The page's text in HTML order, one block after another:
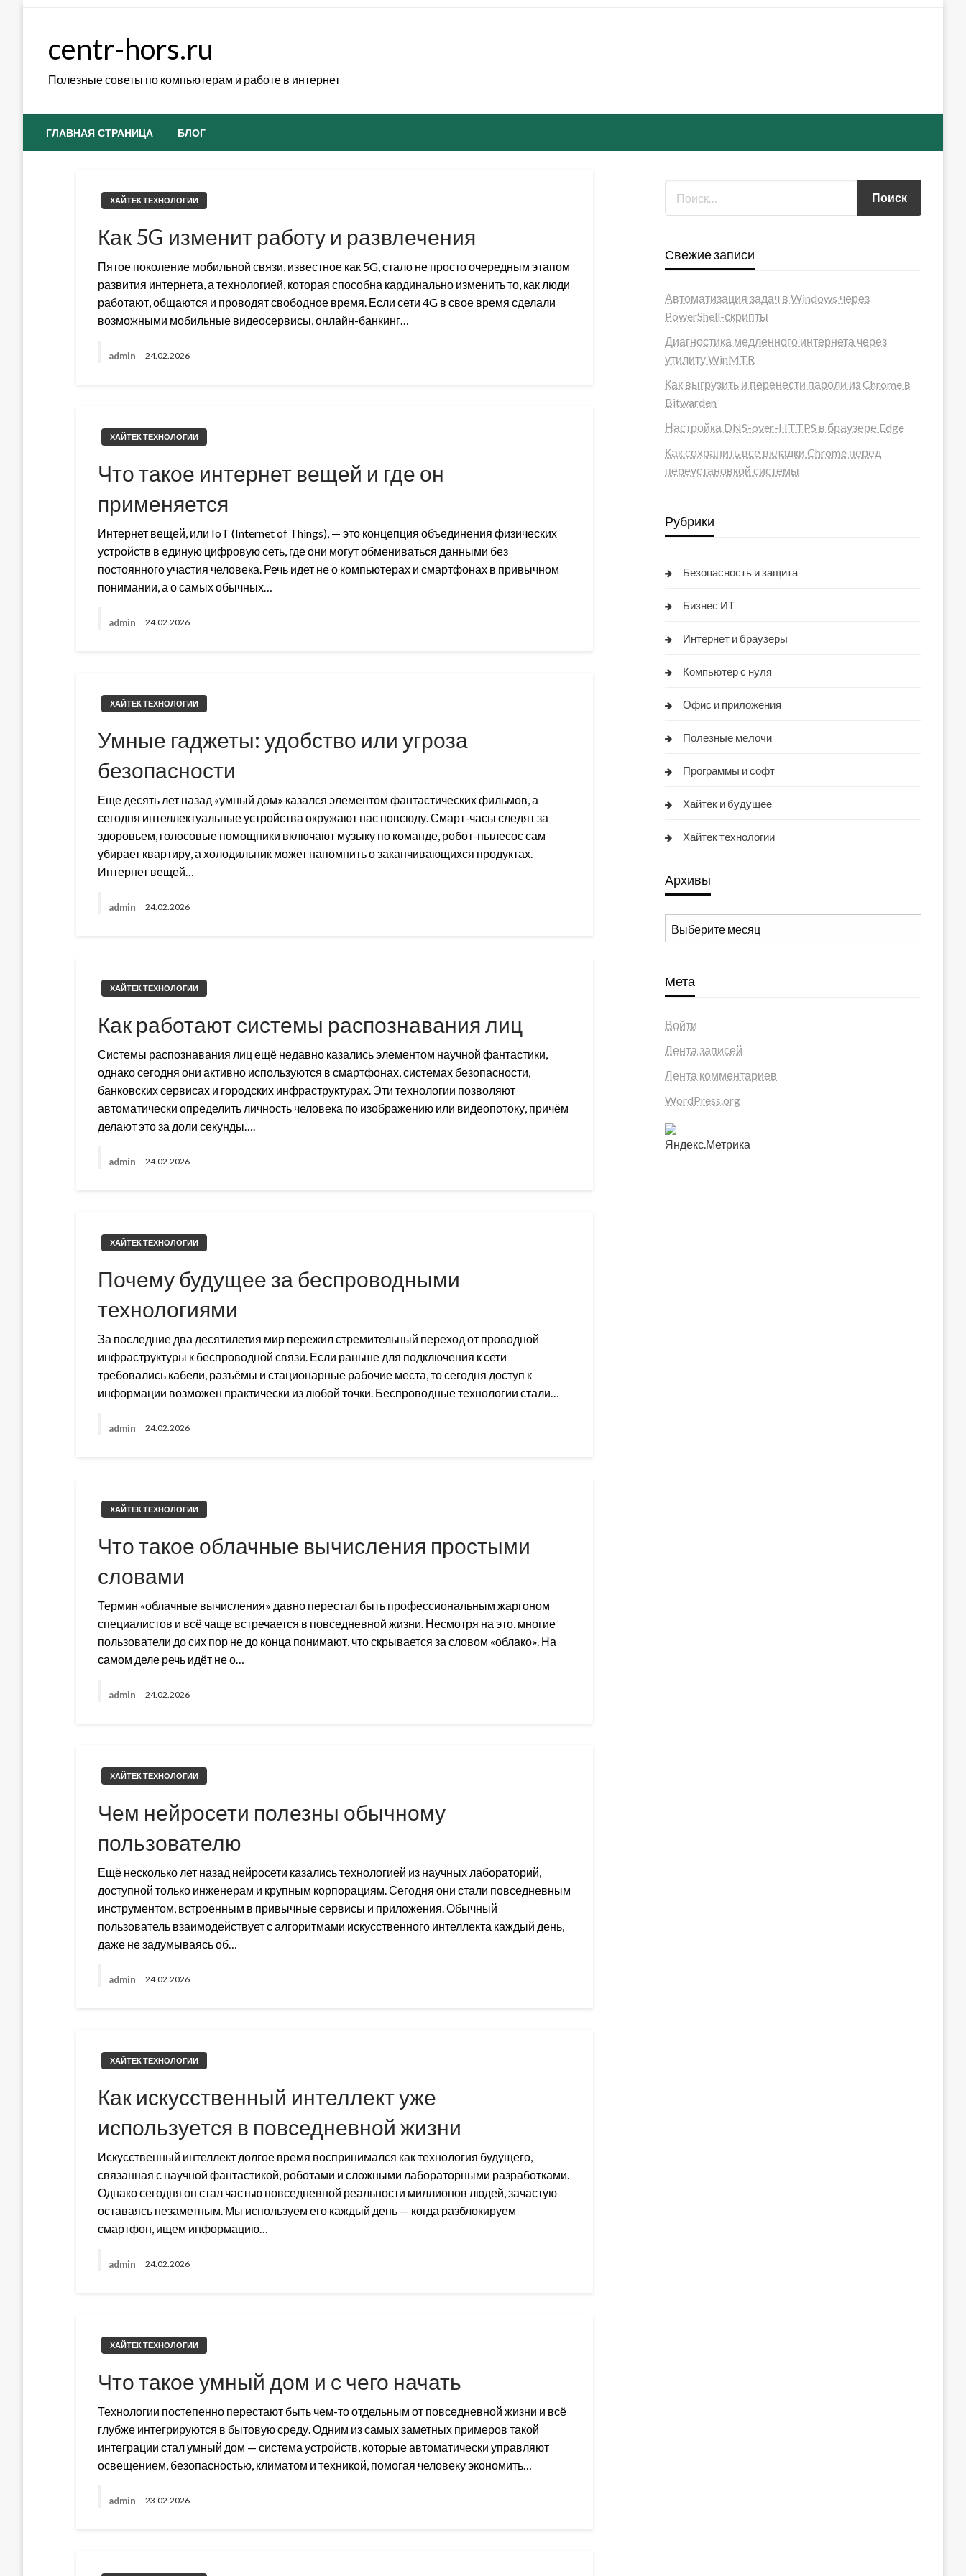
centr-hors.ru
Полезные советы по компьютерам и работе в интернет
ГЛАВНАЯ СТРАНИЦА БЛОГ
ХАЙТЕК ТЕХНОЛОГИИ
Как 5G изменит работу и развлечения
Пятое поколение мобильной связи, известное как 5G, стало не просто очередным этапом
развития интернета, а технологией, которая способна кардинально изменить то, как люди
работают, общаются и проводят свободное время. Если сети 4G в свое время сделали
возможными мобильные видеосервисы, онлайн-банкинг…
admin 24.02.2026
ХАЙТЕК ТЕХНОЛОГИИ
Что такое интернет вещей и где он
применяется
Интернет вещей, или IoT (Internet of Things), — это концепция объединения физических
устройств в единую цифровую сеть, где они могут обмениваться данными без
постоянного участия человека. Речь идет не о компьютерах и смартфонах в привычном
понимании, а о самых обычных…
admin 24.02.2026
ХАЙТЕК ТЕХНОЛОГИИ
Умные гаджеты: удобство или угроза
безопасности
Еще десять лет назад «умный дом» казался элементом фантастических фильмов, а
сегодня интеллектуальные устройства окружают нас повсюду. Смарт-часы следят за
здоровьем, голосовые помощники включают музыку по команде, робот-пылесос сам
убирает квартиру, а холодильник может напомнить о заканчивающихся продуктах.
Интернет вещей…
admin 24.02.2026
ХАЙТЕК ТЕХНОЛОГИИ
Как работают системы распознавания лиц
Системы распознавания лиц ещё недавно казались элементом научной фантастики,
однако сегодня они активно используются в смартфонах, системах безопасности,
банковских сервисах и городских инфраструктурах. Эти технологии позволяют
автоматически определить личность человека по изображению или видеопотоку, причём
делают это за доли секунды….
admin 24.02.2026
ХАЙТЕК ТЕХНОЛОГИИ
Почему будущее за беспроводными
технологиями
За последние два десятилетия мир пережил стремительный переход от проводной
инфраструктуры к беспроводной связи. Если раньше для подключения к сети
требовались кабели, разъёмы и стационарные рабочие места, то сегодня доступ к
информации возможен практически из любой точки. Беспроводные технологии стали…
admin 24.02.2026
ХАЙТЕК ТЕХНОЛОГИИ
Что такое облачные вычисления простыми
словами
Термин «облачные вычисления» давно перестал быть профессиональным жаргоном
специалистов и всё чаще встречается в повседневной жизни. Несмотря на это, многие
пользователи до сих пор не до конца понимают, что скрывается за словом «облако». На
самом деле речь идёт не о…
admin 24.02.2026
ХАЙТЕК ТЕХНОЛОГИИ
Чем нейросети полезны обычному
пользователю
Ещё несколько лет назад нейросети казались технологией из научных лабораторий,
доступной только инженерам и крупным корпорациям. Сегодня они стали повседневным
инструментом, встроенным в привычные сервисы и приложения. Обычный
пользователь взаимодействует с алгоритмами искусственного интеллекта каждый день,
даже не задумываясь об…
admin 24.02.2026
ХАЙТЕК ТЕХНОЛОГИИ
Как искусственный интеллект уже
используется в повседневной жизни
Искусственный интеллект долгое время воспринимался как технология будущего,
связанная с научной фантастикой, роботами и сложными лабораторными разработками.
Однако сегодня он стал частью повседневной реальности миллионов людей, зачастую
оставаясь незаметным. Мы используем его каждый день — когда разблокируем
смартфон, ищем информацию…
admin 24.02.2026
ХАЙТЕК ТЕХНОЛОГИИ
Что такое умный дом и с чего начать
Технологии постепенно перестают быть чем-то отдельным от повседневной жизни и всё
глубже интегрируются в бытовую среду. Одним из самых заметных примеров такой
интеграции стал умный дом — система устройств, которые автоматически управляют
освещением, безопасностью, климатом и техникой, помогая человеку экономить…
admin 23.02.2026
Свежие записи
Автоматизация задач в Windows через
PowerShell-скрипты
Диагностика медленного интернета через
утилиту WinMTR
Как выгрузить и перенести пароли из Chrome в
Bitwarden
Настройка DNS-over-HTTPS в браузере Edge
Как сохранить все вкладки Chrome перед
переустановкой системы
Рубрики
Безопасность и защита
Бизнес ИТ
Интернет и браузеры
Компьютер с нуля
Офис и приложения
Полезные мелочи
Программы и софт
Хайтек и будущее
Хайтек технологии
Архивы
Архивы
Мета
Войти
Лента записей
Лента комментариев
WordPress.org